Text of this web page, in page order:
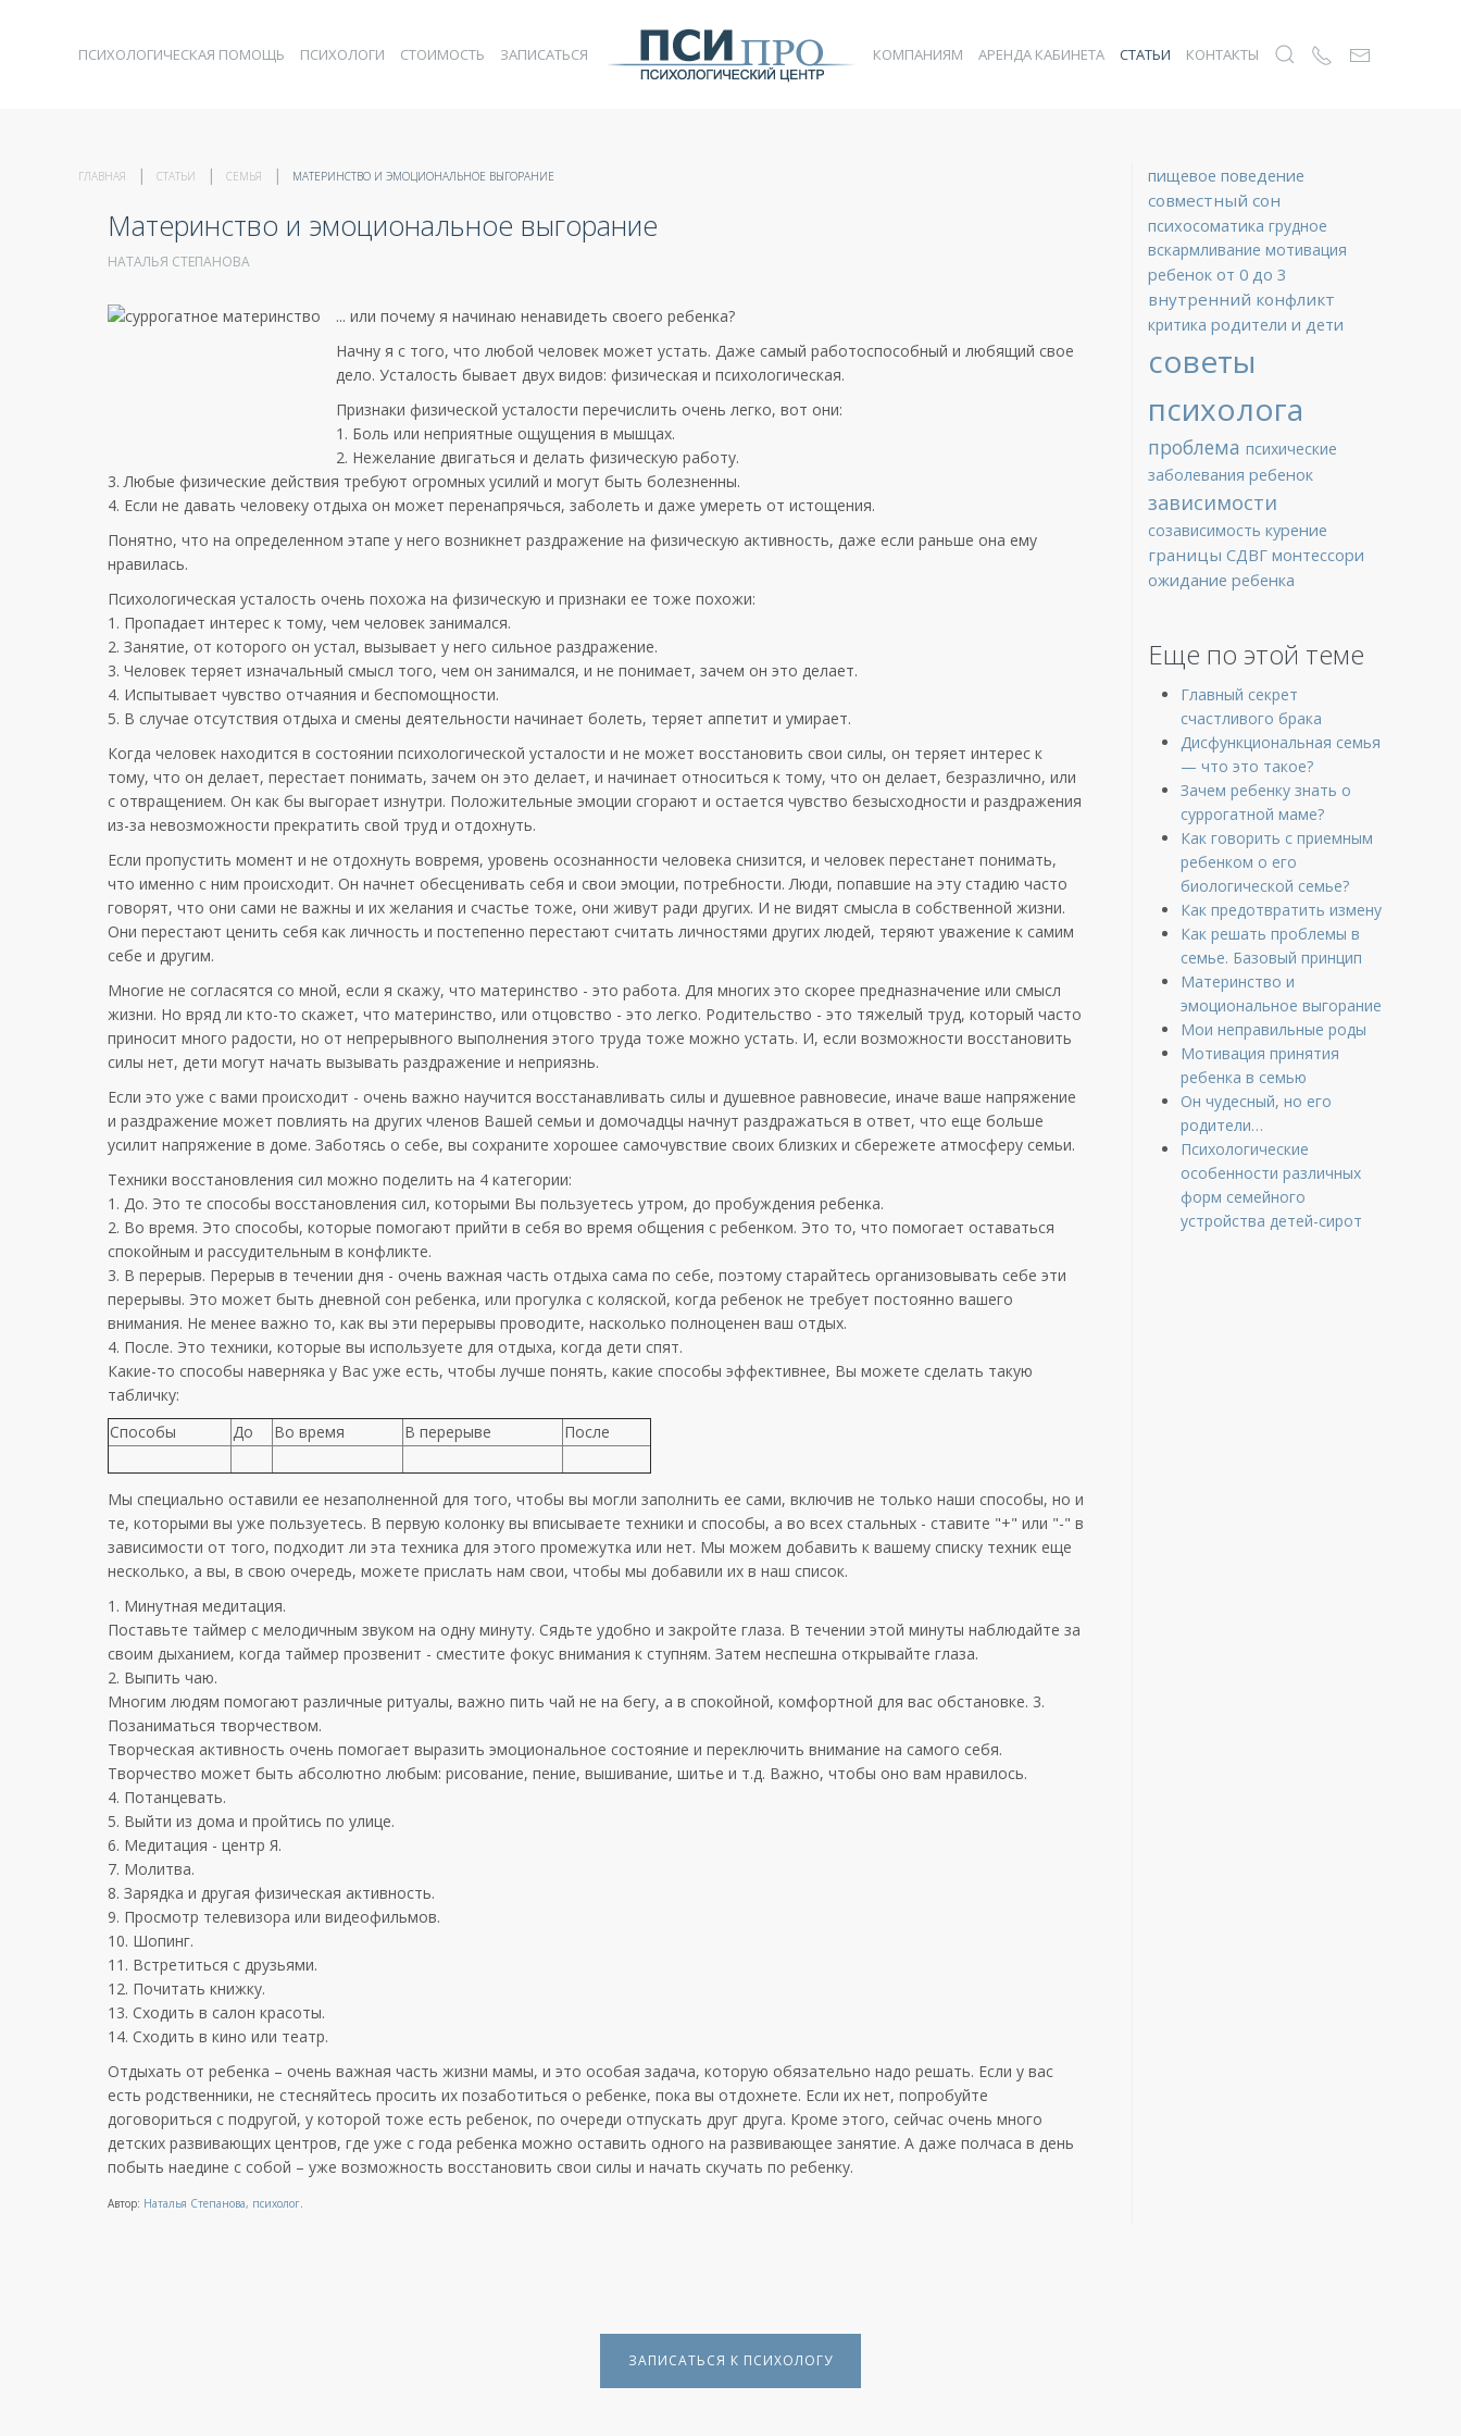
ПСИХОЛОГИЧЕСКАЯ ПОМОЩЬ ПСИХОЛОГИ СТОИМОСТЬ ЗАПИСАТЬСЯ КОМПАНИЯМ АРЕНДА КАБИНЕТА СТАТЬИ КОНТАКТЫ
ГЛАВНАЯ СТАТЬИ СЕМЬЯ МАТЕРИНСТВО И ЭМОЦИОНАЛЬНОЕ ВЫГОРАНИЕ
Материнство и эмоциональное выгорание
НАТАЛЬЯ СТЕПАНОВА
... или почему я начинаю ненавидеть своего ребенка?
Начну я с того, что любой человек может устать. Даже самый работоспособный и любящий свое
дело. Усталость бывает двух видов: физическая и психологическая.
Признаки физической усталости перечислить очень легко, вот они:
1. Боль или неприятные ощущения в мышцах.
2. Нежелание двигаться и делать физическую работу.
3. Любые физические действия требуют огромных усилий и могут быть болезненны.
4. Если не давать человеку отдыха он может перенапрячься, заболеть и даже умереть от истощения.
Понятно, что на определенном этапе у него возникнет раздражение на физическую активность, даже если раньше она ему
нравилась.
Психологическая усталость очень похожа на физическую и признаки ее тоже похожи:
1. Пропадает интерес к тому, чем человек занимался.
2. Занятие, от которого он устал, вызывает у него сильное раздражение.
3. Человек теряет изначальный смысл того, чем он занимался, и не понимает, зачем он это делает.
4. Испытывает чувство отчаяния и беспомощности.
5. В случае отсутствия отдыха и смены деятельности начинает болеть, теряет аппетит и умирает.
Когда человек находится в состоянии психологической усталости и не может восстановить свои силы, он теряет интерес к
тому, что он делает, перестает понимать, зачем он это делает, и начинает относиться к тому, что он делает, безразлично, или
с отвращением. Он как бы выгорает изнутри. Положительные эмоции сгорают и остается чувство безысходности и раздражения
из-за невозможности прекратить свой труд и отдохнуть.
Если пропустить момент и не отдохнуть вовремя, уровень осознанности человека снизится, и человек перестанет понимать,
что именно с ним происходит. Он начнет обесценивать себя и свои эмоции, потребности. Люди, попавшие на эту стадию часто
говорят, что они сами не важны и их желания и счастье тоже, они живут ради других. И не видят смысла в собственной жизни.
Они перестают ценить себя как личность и постепенно перестают считать личностями других людей, теряют уважение к самим
себе и другим.
Многие не согласятся со мной, если я скажу, что материнство - это работа. Для многих это скорее предназначение или смысл
жизни. Но вряд ли кто-то скажет, что материнство, или отцовство - это легко. Родительство - это тяжелый труд, который часто
приносит много радости, но от непрерывного выполнения этого труда тоже можно устать. И, если возможности восстановить
силы нет, дети могут начать вызывать раздражение и неприязнь.
Если это уже с вами происходит - очень важно научится восстанавливать силы и душевное равновесие, иначе ваше напряжение
и раздражение может повлиять на других членов Вашей семьи и домочадцы начнут раздражаться в ответ, что еще больше
усилит напряжение в доме. Заботясь о себе, вы сохраните хорошее самочувствие своих близких и сбережете атмосферу семьи.
Техники восстановления сил можно поделить на 4 категории:
1. До. Это те способы восстановления сил, которыми Вы пользуетесь утром, до пробуждения ребенка.
2. Во время. Это способы, которые помогают прийти в себя во время общения с ребенком. Это то, что помогает оставаться
спокойным и рассудительным в конфликте.
3. В перерыв. Перерыв в течении дня - очень важная часть отдыха сама по себе, поэтому старайтесь организовывать себе эти
перерывы. Это может быть дневной сон ребенка, или прогулка с коляской, когда ребенок не требует постоянно вашего
внимания. Не менее важно то, как вы эти перерывы проводите, насколько полноценен ваш отдых.
4. После. Это техники, которые вы используете для отдыха, когда дети спят.
Какие-то способы наверняка у Вас уже есть, чтобы лучше понять, какие способы эффективнее, Вы можете сделать такую
табличку:
Способы
До Во время В перерыве После
Мы специально оставили ее незаполненной для того, чтобы вы могли заполнить ее сами, включив не только наши способы, но и
те, которыми вы уже пользуетесь. В первую колонку вы вписываете техники и способы, а во всех стальных - ставите "+" или "-" в
зависимости от того, подходит ли эта техника для этого промежутка или нет. Мы можем добавить к вашему списку техник еще
несколько, а вы, в свою очередь, можете прислать нам свои, чтобы мы добавили их в наш список.
1. Минутная медитация.
Поставьте таймер с мелодичным звуком на одну минуту. Сядьте удобно и закройте глаза. В течении этой минуты наблюдайте за
своим дыханием, когда таймер прозвенит - сместите фокус внимания к ступням. Затем неспешна открывайте глаза.
2. Выпить чаю.
Многим людям помогают различные ритуалы, важно пить чай не на бегу, а в спокойной, комфортной для вас обстановке. 3.
Позаниматься творчеством.
Творческая активность очень помогает выразить эмоциональное состояние и переключить внимание на самого себя.
Творчество может быть абсолютно любым: рисование, пение, вышивание, шитье и т.д. Важно, чтобы оно вам нравилось.
4. Потанцевать.
5. Выйти из дома и пройтись по улице.
6. Медитация - центр Я.
7. Молитва.
8. Зарядка и другая физическая активность.
9. Просмотр телевизора или видеофильмов.
10. Шопинг.
11. Встретиться с друзьями.
12. Почитать книжку.
13. Сходить в салон красоты.
14. Сходить в кино или театр.
Отдыхать от ребенка – очень важная часть жизни мамы, и это особая задача, которую обязательно надо решать. Если у вас
есть родственники, не стесняйтесь просить их позаботиться о ребенке, пока вы отдохнете. Если их нет, попробуйте
договориться с подругой, у которой тоже есть ребенок, по очереди отпускать друг друга. Кроме этого, сейчас очень много
детских развивающих центров, где уже с года ребенка можно оставить одного на развивающее занятие. А даже полчаса в день
побыть наедине с собой – уже возможность восстановить свои силы и начать скучать по ребенку.
Автор: Наталья Степанова, психолог.
пищевое поведение
совместный сон
психосоматика грудное
вскармливание мотивация
ребенок от 0 до 3
внутренний конфликт
критика родители и дети
советы
психолога
проблема психические
заболевания ребенок
зависимости
созависимость курение
границы СДВГ монтессори
ожидание ребенка
Еще по этой теме
Главный секрет
счастливого брака
Дисфункциональная семья
— что это такое?
Зачем ребенку знать о
суррогатной маме?
Как говорить с приемным
ребенком о его
биологической семье?
Как предотвратить измену
Как решать проблемы в
семье. Базовый принцип
Материнство и
эмоциональное выгорание
Мои неправильные роды
Мотивация принятия
ребенка в семью
Он чудесный, но его
родители…
Психологические
особенности различных
форм семейного
устройства детей-сирот
ЗАПИСАТЬСЯ К ПСИХОЛОГУ